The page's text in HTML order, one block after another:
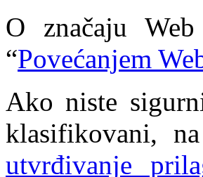
O značaju
“Povećanjem
Ako niste
klasifikovani,
utvrđivanje